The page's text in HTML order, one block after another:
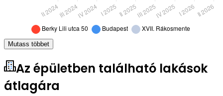
Mutass többet
Az épületben található lakások
átlagára